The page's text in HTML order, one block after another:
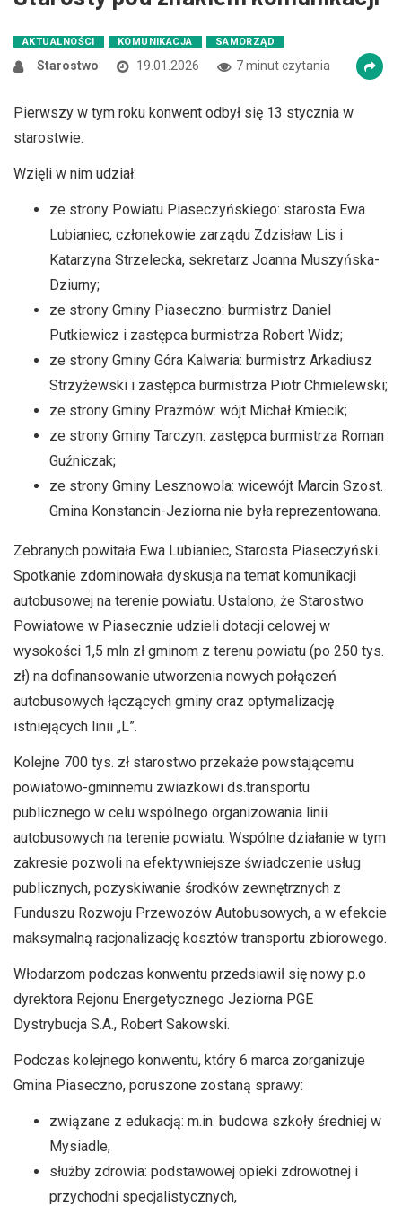
AKTUALNOŚCI KOMUNIKACJA SAMORZĄD
Starostwo 19.01.2026 7 minut czytania
Pierwszy w tym roku konwent odbył się 13 stycznia w
starostwie.
Wzięli w nim udział:
ze strony Powiatu Piaseczyńskiego: starosta Ewa
Lubianiec, członekowie zarządu Zdzisław Lis i
Katarzyna Strzelecka, sekretarz Joanna Muszyńska-
Dziurny;
ze strony Gminy Piaseczno: burmistrz Daniel
Putkiewicz i zastępca burmistrza Robert Widz;
ze strony Gminy Góra Kalwaria: burmistrz Arkadiusz
Strzyżewski i zastępca burmistrza Piotr Chmielewski;
ze strony Gminy Prażmów: wójt Michał Kmiecik;
ze strony Gminy Tarczyn: zastępca burmistrza Roman
Guźniczak;
ze strony Gminy Lesznowola: wicewójt Marcin Szost.
Gmina Konstancin-Jeziorna nie była reprezentowana.
Zebranych powitała Ewa Lubianiec, Starosta Piaseczyński.
Spotkanie zdominowała dyskusja na temat komunikacji
autobusowej na terenie powiatu. Ustalono, że Starostwo
Powiatowe w Piasecznie udzieli dotacji celowej w
wysokości 1,5 mln zł gminom z terenu powiatu (po 250 tys.
zł) na dofinansowanie utworzenia nowych połączeń
autobusowych łączących gminy oraz optymalizację
istniejących linii „L”.
Kolejne 700 tys. zł starostwo przekaże powstającemu
powiatowo-gminnemu zwiazkowi ds.transportu
publicznego w celu wspólnego organizowania linii
autobusowych na terenie powiatu. Wspólne działanie w tym
zakresie pozwoli na efektywniejsze świadczenie usług
publicznych, pozyskiwanie środków zewnętrznych z
Funduszu Rozwoju Przewozów Autobusowych, a w efekcie
maksymalną racjonalizację kosztów transportu zbiorowego.
Włodarzom podczas konwentu przedsiawił się nowy p.o
dyrektora Rejonu Energetycznego Jeziorna PGE
Dystrybucja S.A., Robert Sakowski.
Podczas kolejnego konwentu, który 6 marca zorganizuje
Gmina Piaseczno, poruszone zostaną sprawy:
związane z edukacją: m.in. budowa szkoły średniej w
Mysiadle,
służby zdrowia: podstawowej opieki zdrowotnej i
przychodni specjalistycznych,